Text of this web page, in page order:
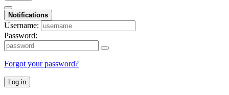
Notifications
Username:
Password:
Forgot your password?
Log in